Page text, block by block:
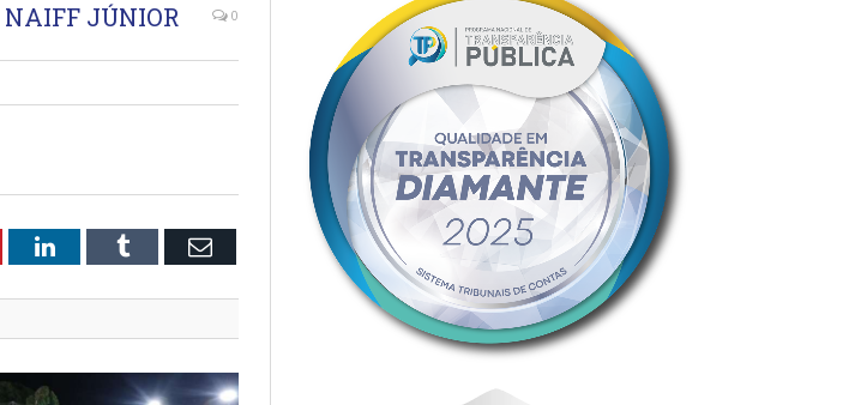
NAIFF JÚNIOR 0
LinkedInTumblr Email